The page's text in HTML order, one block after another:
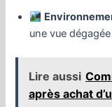
une vue
Lire aussi
après achat